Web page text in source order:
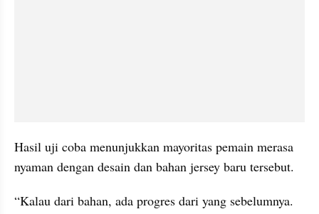
Hasil uji coba menunjukkan mayoritas pemain merasa
nyaman dengan desain dan bahan jersey baru tersebut.
“Kalau dari bahan, ada progres dari yang sebelumnya.